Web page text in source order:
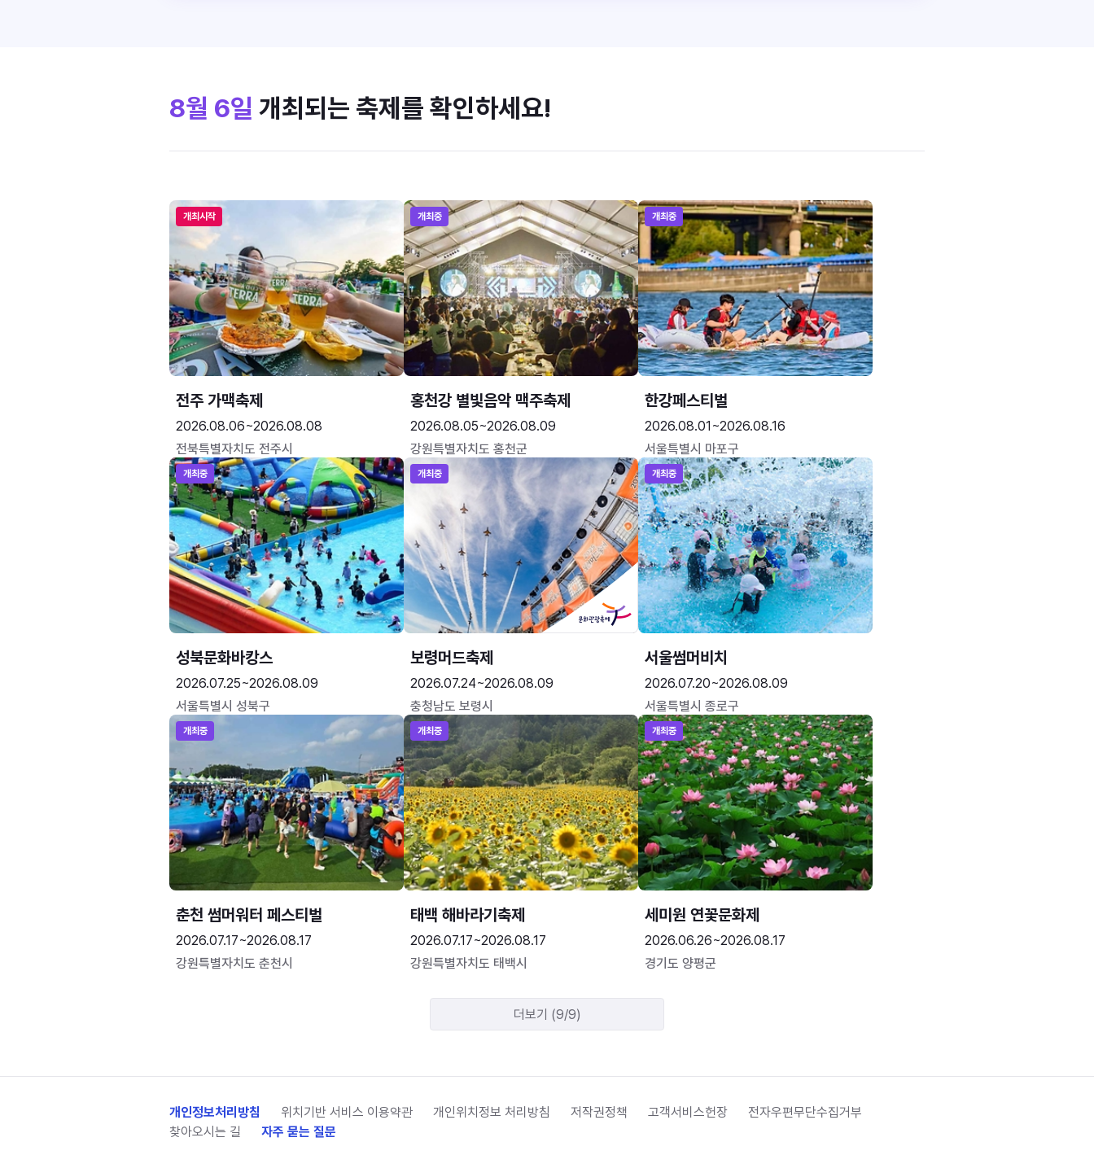
8월 6일 개최되는 축제를 확인하세요!
개최시작
전주 가맥축제
2026.08.06~2026.08.08
전북특별자치도 전주시
개최중
홍천강 별빛음악 맥주축제
2026.08.05~2026.08.09
강원특별자치도 홍천군
개최중
한강페스티벌
2026.08.01~2026.08.16
서울특별시 마포구
개최중
성북문화바캉스
2026.07.25~2026.08.09
서울특별시 성북구
개최중
보령머드축제
2026.07.24~2026.08.09
충청남도 보령시
개최중
서울썸머비치
2026.07.20~2026.08.09
서울특별시 종로구
개최중
춘천 썸머워터 페스티벌
2026.07.17~2026.08.17
강원특별자치도 춘천시
개최중
태백 해바라기축제
2026.07.17~2026.08.17
강원특별자치도 태백시
개최중
세미원 연꽃문화제
2026.06.26~2026.08.17
경기도 양평군
더보기 (9/9)
개인정보처리방침 위치기반 서비스 이용약관 개인위치정보 처리방침 저작권정책 고객서비스헌장
전자우편무단수집거부
찾아오시는 길
자주 묻는 질문